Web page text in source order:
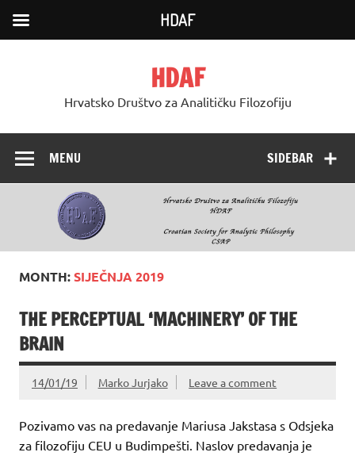
HDAF
Hrvatsko Društvo za Analitičku Filozofiju
SIDEBAR
MENU
MONTH:SIJEČNJA 2019
THE PERCEPTUAL ‘MACHINERY’ OF THE
BRAIN
14/01/19 Marko Jurjako Leave a comment
Pozivamo vas na predavanje Mariusa Jakstasa s Odsjeka
za filozofiju CEU u Budimpešti. Naslov predavanja je
HDAF